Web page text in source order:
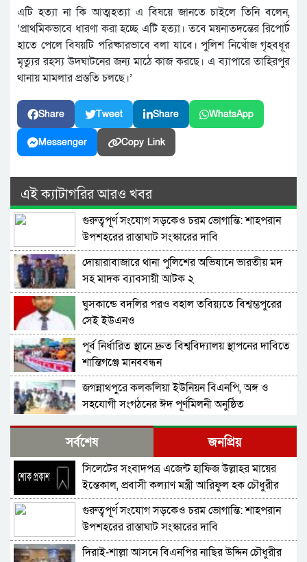
এটি হত্যা না কি আত্মহত্যা এ বিষয়ে জানতে চাইলে তিনি বলেন,
‘প্রাথমিকভাবে ধারণা করা হচ্ছে এটি হত্যা। তবে ময়নাতদন্তের রিপোর্ট
হাতে পেলে বিষয়টি পরিষ্কারভাবে বলা যাবে। পুলিশ নিখোঁজ গৃহবধূর
মৃত্যুর রহস্য উদঘাটনের জন্য মাঠে কাজ করছে। এ ব্যাপারে তাহিরপুর
থানায় মামলার প্রস্ততি চলছে।’
Share Tweet Share WhatsApp
Messenger Copy Link
এই ক্যাটাগরির আরও খবর
গুরুত্বপূর্ণ সংযোগ সড়কেও চরম ভোগান্তি: শাহপরান
উপশহরের রাস্তাঘাট সংস্কারের দাবি
দোয়ারাবাজারে থানা পুলিশের অভিযানে ভারতীয় মদ
সহ মাদক ব্যাবসায়ী আটক ২
ঘুসকান্ডে বদলির পরও বহাল তবিয়্যতে বিশ্বম্ভপুরের
সেই ইউএনও
পূর্ব নির্ধারিত স্থানে দ্রুত বিশ্ববিদ্যালয় স্থাপনের দাবিতে
শান্তিগঞ্জে মানববন্ধন
জগন্নাথপুরে কলকলিয়া ইউনিয়ন বিএনপি, অঙ্গ ও
সহযোগী সংগঠনের ঈদ পূর্ণমিলনী অনুষ্ঠিত
বাংলাদেশ জামায়াতে ইসলামীর আমির ডা. শফিকুর
রহমান বলেছেন গণহত্যার বিচার করতে হবে
নিখোঁজ সংবাদ
ই-সিম বাংলাদেশে পিছিয়ে কেন?
দোয়ারায় স্বেচ্ছা সেবক লী গ নেতাসহ যু বলীগ সদস্য
সর্বশেষ জনপ্রিয়
সিলেটের সংবাদপত্র এজেন্ট হাফিজ উল্লাহর মায়ের
ইন্তেকাল, প্রবাসী কল্যাণ মন্ত্রী আরিফুল হক চৌধুরীর
শোক
গুরুত্বপূর্ণ সংযোগ সড়কেও চরম ভোগান্তি: শাহপরান
উপশহরের রাস্তাঘাট সংস্কারের দাবি
দিরাই-শাল্লা আসনে বিএনপির নাছির উদ্দিন চৌধুরীর